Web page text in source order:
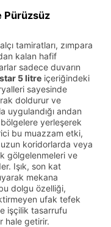
Pürüzsüz
tamiratları, zımpara
kalan hafif
sadece duvarın
5 litre içeriğindeki
sayesinde
doldurur ve
uygulandığı andan
yerleşerek
bu muazzam etki,
uzun koridorlarda veya
gölgelenmeleri ve
Işık, son kat
mekana
dolgu özelliği,
ufak tefek
işçilik tasarrufu
hale getirir.